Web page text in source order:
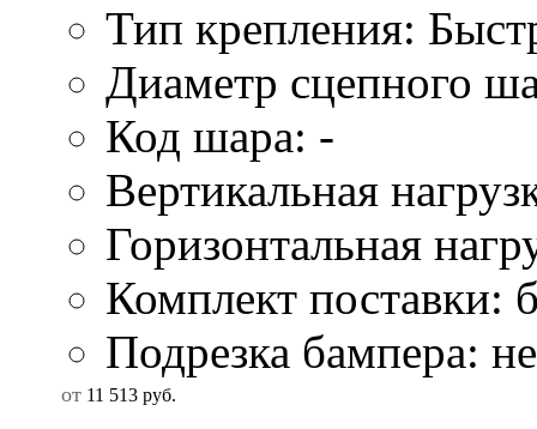
Тип крепления:
Диаметр сцепного
Код шара: -
Вертикальная
Горизонтальная
Комплект поставки:
Подрезка бампера:
от 11 513 руб.